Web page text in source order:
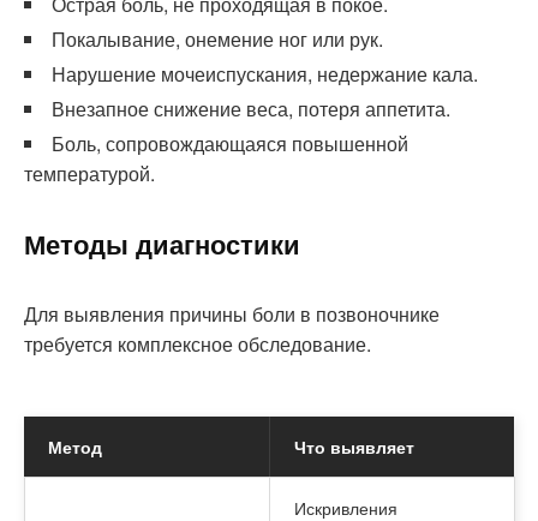
Покалывание, онемение ног или рук.
Нарушение мочеиспускания, недержание кала.
Внезапное снижение веса, потеря аппетита.
Боль, сопровождающаяся повышенной
температурой.
Методы диагностики
Для выявления причины боли в позвоночнике
требуется комплексное обследование.
Метод Что выявляет
Искривления